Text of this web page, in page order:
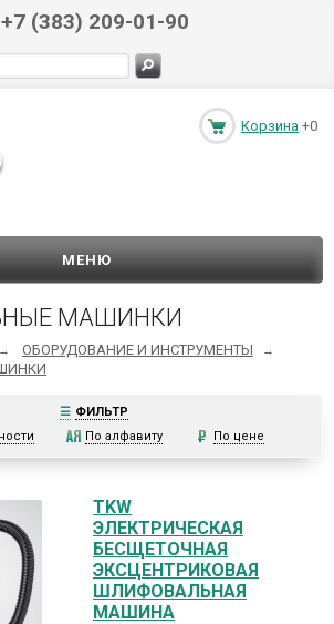
+7 (383) 209-01-90
Корзина +0
МЕНЮ
МАШИНКИ
→ ОБОРУДОВАНИЕ И ИНСТРУМЕНТЫ →
☰ ФИЛЬТР
По алфавиту По цене
TKW
ЭЛЕКТРИЧЕСКАЯ
БЕСЩЕТОЧНАЯ
ЭКСЦЕНТРИКОВАЯ
ШЛИФОВАЛЬНАЯ
МАШИНА